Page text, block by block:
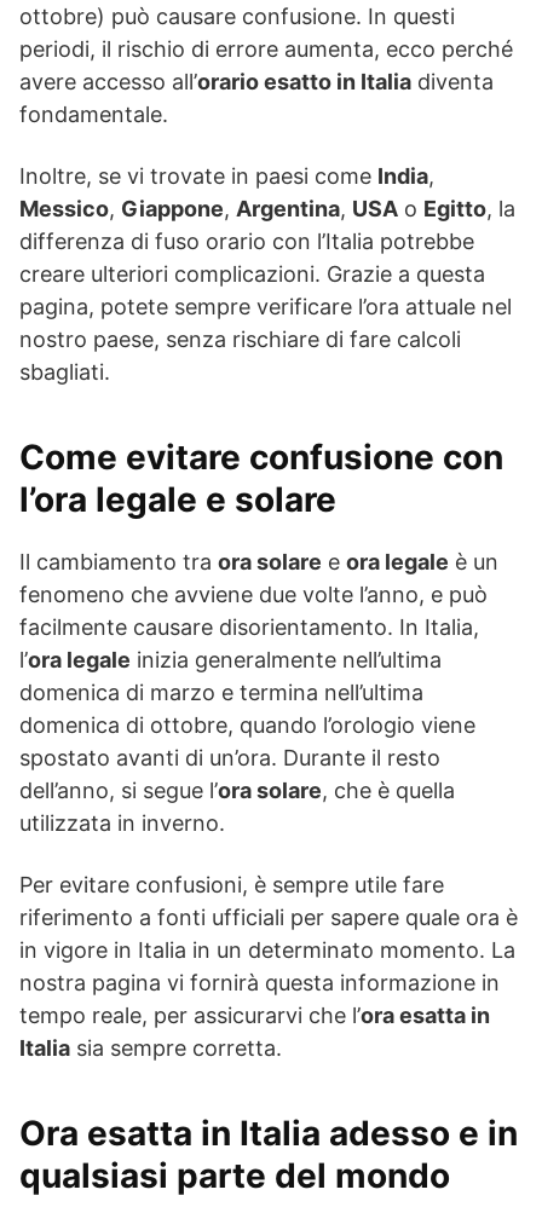
ottobre) può causare confusione. In questi
periodi, il rischio di errore aumenta, ecco perché
avere accesso all’orario esatto in Italia diventa
fondamentale.
Inoltre, se vi trovate in paesi come India,
Messico, Giappone, Argentina, USA o Egitto, la
differenza di fuso orario con l’Italia potrebbe
creare ulteriori complicazioni. Grazie a questa
pagina, potete sempre verificare l’ora attuale nel
nostro paese, senza rischiare di fare calcoli
sbagliati.
Come evitare confusione con
l’ora legale e solare
Il cambiamento tra ora solare e ora legale è un
fenomeno che avviene due volte l’anno, e può
facilmente causare disorientamento. In Italia,
l’ora legale inizia generalmente nell’ultima
domenica di marzo e termina nell’ultima
domenica di ottobre, quando l’orologio viene
spostato avanti di un’ora. Durante il resto
dell’anno, si segue l’ora solare, che è quella
utilizzata in inverno.
Per evitare confusioni, è sempre utile fare
riferimento a fonti ufficiali per sapere quale ora è
in vigore in Italia in un determinato momento. La
nostra pagina vi fornirà questa informazione in
tempo reale, per assicurarvi che l’ora esatta in
Italia sia sempre corretta.
Ora esatta in Italia adesso e in
qualsiasi parte del mondo